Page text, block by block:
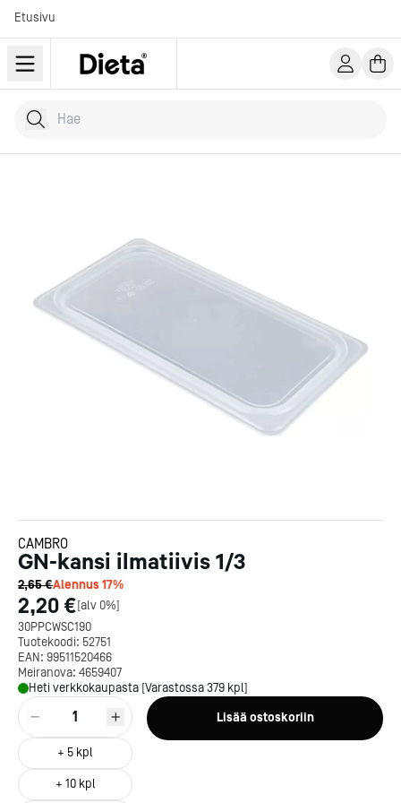
Etusivu
Hae tuotteita
Kirjoita hakusana...
CAMBRO
GN-kansi ilmatiivis 1/3
2,65 €Alennus17%
2,20 €[alv 0%]
30PPCWSC190
Tuotekoodi: 52751
EAN: 99511520466
Meiranova: 4659407
Heti verkkokaupasta [Varastossa 379 kpl]
1
+ 5 kpl
+ 10kpl
Lisää ostoskoriin